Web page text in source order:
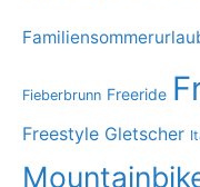
Fieberbrunn Freeride
Freestyle Gletscher